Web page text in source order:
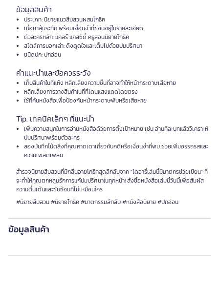
ข้อมูลสินค้า
ประเภท: นิยายแนวสืบสวนผสมโกธิค
เนื้อหาลุ้นระทึก พร้อมเงื่อนงำที่ซ่อนอยู่ในรายละเอียด
ตัวละครหลัก: แคลร์ แคสซิดี้ ครูสอนนิยายโกธิค
สไตล์การบอกเล่า: ดึงดูดใจและเต็มไปด้วยปมปริศนา
ชนิดปก: ปกอ่อน
คำแนะนำและข้อควรระวัง
เก็บสินค้าในที่แห้ง หลีกเลี่ยงความชื้นที่อาจทำให้หน้ากระดาษเสียหาย
หลีกเลี่ยงการวางสินค้าในที่ที่โดนแสงแดดโดยตรง
ใช้ที่คั่นหนังสือเพื่อป้องกันหน้ากระดาษพับหรือเสียหาย
Tip. เทคนิคเล็กๆ ที่แนะนำ
เพิ่มความสนุกในการอ่านหนังสือด้วยการตั้งเป้าหมาย เช่น อ่านทีละบทแล้ววิเคราะห์
ปมปริศนาพร้อมตัวละคร
ลองบันทึกโน้ตสิ่งที่คุณคาดเดาเกี่ยวกับคดีหรือเงื่อนงำที่พบ ช่วยเพิ่มอรรถรสและ
ความเพลิดเพลิน
สำรวจนิยายสืบสวนที่มีกลิ่นอายโกธิคสุดลึกลับจาก "ไดอารี่เล่มนี้มีฆาตกรช่วยเขียน" ที่
จะทำให้คุณตกหลุมรักการแก้ปมปริศนาในทุกหน้า! สั่งซื้อหนังสือเล่มนี้วันนี้เพื่อสัมผัส
ความตื่นเต้นและซับซ้อนที่ไม่เหมือนใคร
#นิยายสืบสวน #นิยายโกธิค #ฆาตกรรมลึกลับ #หนังสือนิยาย #ปกอ่อน
ข้อมูลสินค้า